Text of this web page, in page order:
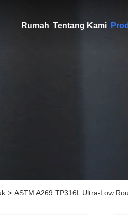
Rumah Tentang Kami
> ASTM A269 TP316L Ultra-Low